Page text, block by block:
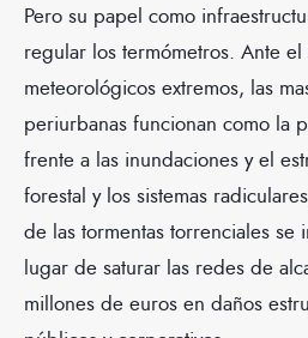
Pero su papel como
regular los termómetros. Ante
meteorológicos extremos, las
periurbanas funcionan como la
frente a las inundaciones y el
forestal y los sistemas
de las tormentas torrenciales se
lugar de saturar las redes de
millones de euros en daños